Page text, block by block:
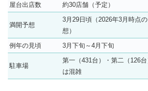
屋台出店数
約30店舗（予定）
満開予想
3月29日頃（2026年3月時点
想）
例年の見頃
3月下旬～4月下旬
駐車場
第一（431台）・第二（126
は混雑